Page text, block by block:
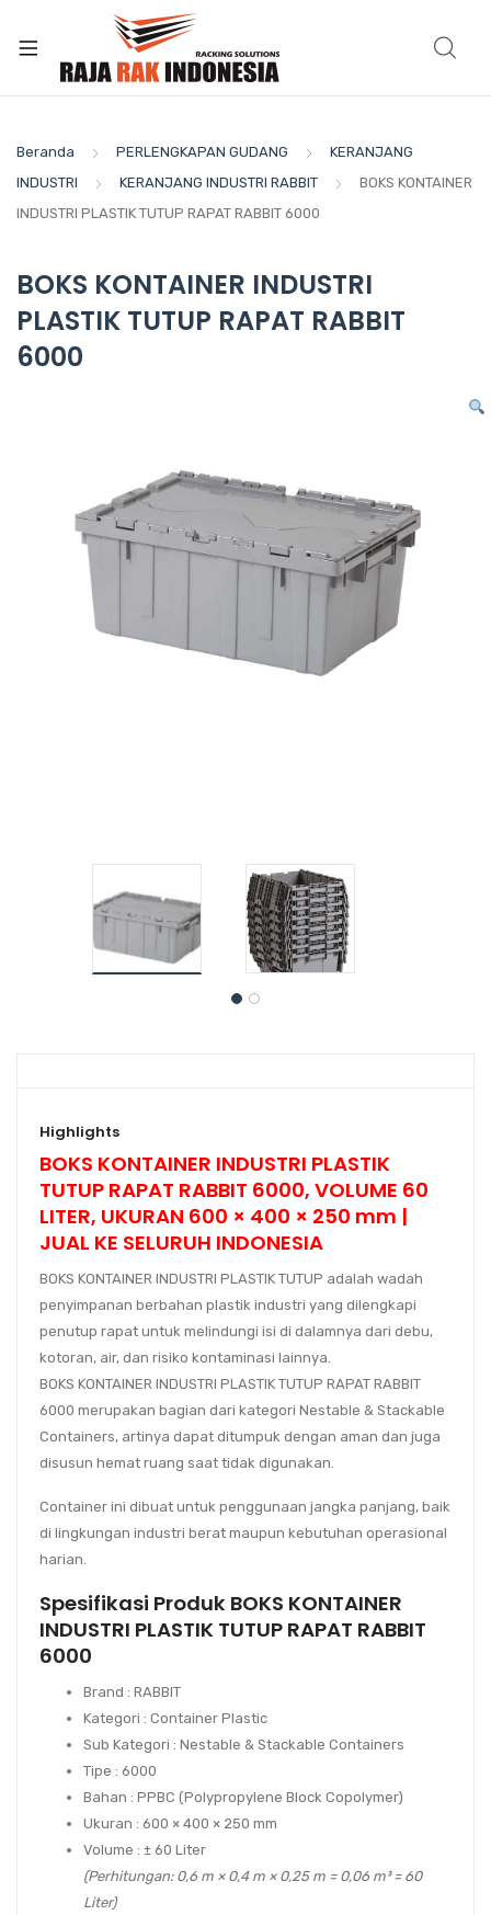
Beranda PERLENGKAPAN GUDANG
KERANJANG
INDUSTRI
KERANJANG INDUSTRI RABBIT
BOKS KONTAINER
INDUSTRI PLASTIK TUTUP RAPAT RABBIT 6000
BOKS KONTAINER INDUSTRI
PLASTIK TUTUP RAPAT RABBIT
6000
Highlights
BOKS KONTAINER INDUSTRI PLASTIK
TUTUP RAPAT RABBIT 6000, VOLUME 60
LITER, UKURAN 600 × 400 × 250 mm |
JUAL KE SELURUH INDONESIA
BOKS KONTAINER INDUSTRI PLASTIK TUTUP adalah wadah
penyimpanan berbahan plastik industri yang dilengkapi
penutup rapat untuk melindungi isi di dalamnya dari debu,
kotoran, air, dan risiko kontaminasi lainnya.
BOKS KONTAINER INDUSTRI PLASTIK TUTUP RAPAT RABBIT
6000 merupakan bagian dari kategori Nestable & Stackable
Containers, artinya dapat ditumpuk dengan aman dan juga
disusun hemat ruang saat tidak digunakan.
Container ini dibuat untuk penggunaan jangka panjang, baik
di lingkungan industri berat maupun kebutuhan operasional
harian.
Spesifikasi Produk BOKS KONTAINER
INDUSTRI PLASTIK TUTUP RAPAT RABBIT
6000
Brand : RABBIT
Kategori : Container Plastic
Sub Kategori : Nestable & Stackable Containers
Tipe : 6000
Bahan : PPBC (Polypropylene Block Copolymer)
Ukuran : 600 × 400 × 250 mm
Volume : ± 60 Liter
(Perhitungan: 0,6 m × 0,4 m × 0,25 m = 0,06 m³ = 60
Liter)